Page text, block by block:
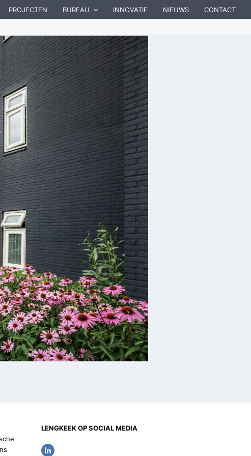
PROJECTEN BUREAU INNOVATIE NIEUWS CONTACT
LENGKEEK OP SOCIAL MEDIA
L